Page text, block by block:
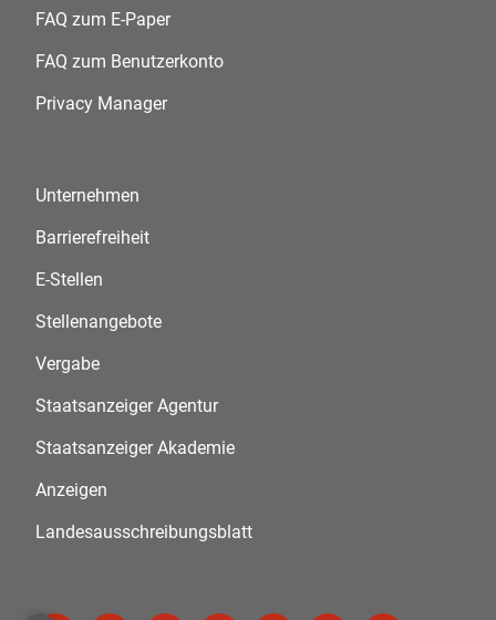
FAQ zum E-Paper
FAQ zum Benutzerkonto
Privacy Manager
Unternehmen
Barrierefreiheit
E-Stellen
Stellenangebote
Vergabe
Staatsanzeiger Agentur
Staatsanzeiger Akademie
Anzeigen
Landesausschreibungsblatt